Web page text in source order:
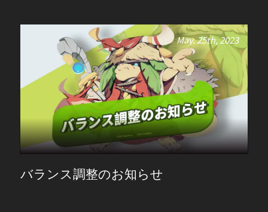
May. 25th, 2023
バランス調整のお知らせ